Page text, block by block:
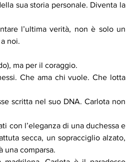
sua storia personale. Diventa la
l’ultima verità, non è solo un
noi.
ma per il coraggio.
Che ama chi vuole. Che lotta
scritta nel suo DNA. Carlota non
con l’eleganza di una duchessa e
secca, un sopracciglio alzato,
una comparsa.